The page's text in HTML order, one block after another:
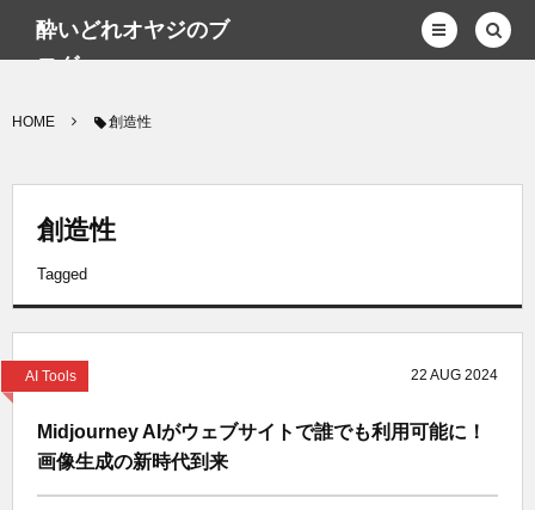
酔いどれオヤジのブ
ログwp
HOME 創造性
創造性
Tagged
AI Tools 22 AUG 2024
Midjourney AIがウェブサイトで誰でも利用可能に！
画像生成の新時代到来